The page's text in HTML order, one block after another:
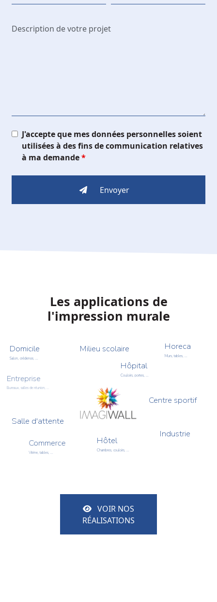
J'accepte que mes données personnelles soient
utilisées à des fins de communication relatives
à ma demande*
Les applications de
l'impression murale
Domicile
Salon, crédence, ...
Entreprise
Bureaux, salles de réunion, ...
Salle d'attente
Commerce
Vitrine, tables, ...
Milieu scolaire Horeca
Murs, tables, ...
Hôpital
Couloirs, portes, ...
Centre sportif
Industrie
Hôtel
Chambres, couloirs, ...
VOIR NOS
RÉALISATIONS